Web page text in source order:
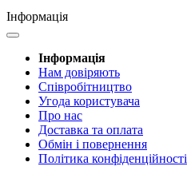
Інформація
Інформація
Нам довіряють
Співробітництво
Угода користувача
Про нас
Доставка та оплата
Обмін і повернення
Політика конфіденційності